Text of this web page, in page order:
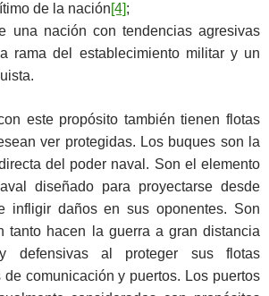
de la nación[4];
una nación con tendencias agresivas
rama del establecimiento militar y un
este propósito también tienen flotas
ver protegidas. Los buques son la
del poder naval. Son el elemento
diseñado para proyectarse desde
infligir daños en sus oponentes. Son
tanto hacen la guerra a gran distancia
defensivas al proteger sus flotas
comunicación y puertos. Los puertos